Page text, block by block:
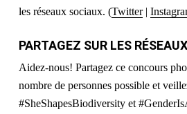
les réseaux sociaux. (Twitter|
PARTAGEZ SUR LES
Aidez-nous! Partagez ce concours
nombre de personnes possible et
#SheShapesBiodiversity et